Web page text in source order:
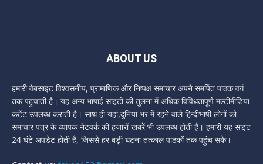
ABOUT US
हमारी वेबसाइट विश्वसनीय, प्रामाणिक और निष्पक्ष समाचार अपने समर्पित पाठक वर्ग
तक पहुंचाती है। यह अन्य भाषाई साइटों की तुलना में अधिक विविधतापूर्ण मल्टीमीडिया
कंटेंट उपलब्ध कराती है। साथ ही यहां,दुनिया भर में रहने वाले हिन्दीभाषी लोगों को
समाचार पत्र के व्यापक नेटवर्क की हजारों खबरें भी उपलब्ध होती हैं। हमारी यह साइट
24 घंटे अपडेट होती है, जिससे हर बड़ी घटना तत्काल पाठकों तक पहुंच सके।